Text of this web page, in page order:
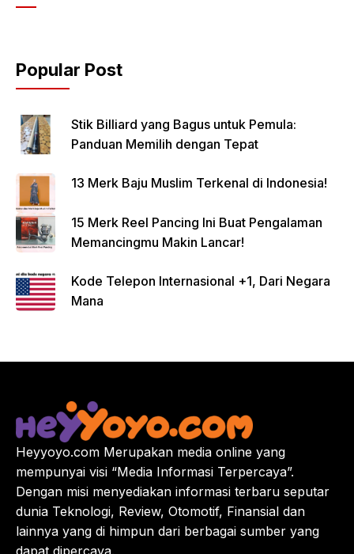
Popular Post
Stik Billiard yang Bagus untuk Pemula:
Panduan Memilih dengan Tepat
13 Merk Baju Muslim Terkenal di Indonesia!
15 Merk Reel Pancing Ini Buat Pengalaman
Memancingmu Makin Lancar!
Kode Telepon Internasional +1, Dari Negara
Mana
Heyyoyo.com Merupakan media online yang
mempunyai visi “Media Informasi Terpercaya”.
Dengan misi menyediakan informasi terbaru seputar
dunia Teknologi, Review, Otomotif, Finansial dan
lainnya yang di himpun dari berbagai sumber yang